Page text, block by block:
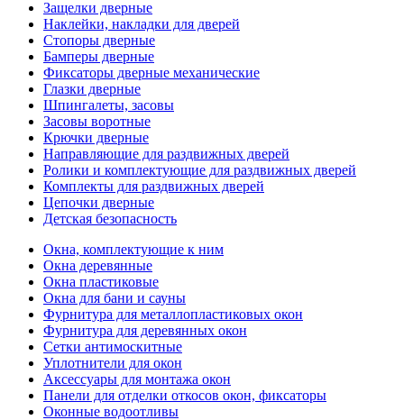
Защелки дверные
Наклейки, накладки для дверей
Стопоры дверные
Бамперы дверные
Фиксаторы дверные механические
Глазки дверные
Шпингалеты, засовы
Засовы воротные
Крючки дверные
Направляющие для раздвижных дверей
Ролики и комплектующие для раздвижных дверей
Комплекты для раздвижных дверей
Цепочки дверные
Детская безопасность
Окна, комплектующие к ним
Окна деревянные
Окна пластиковые
Окна для бани и сауны
Фурнитура для металлопластиковых окон
Фурнитура для деревянных окон
Сетки антимоскитные
Уплотнители для окон
Аксессуары для монтажа окон
Панели для отделки откосов окон, фиксаторы
Оконные водоотливы